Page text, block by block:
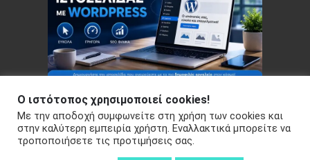
Copyright © 2026 Your e-articles - WordPress Theme : by
Sparkle Themes Πολιτική Απορρήτου
Ο ιστότοπος χρησιμοποιεί cookies!
Με την αποδοχή συμφωνείτε στη χρήση των cookies και
στην καλύτερη εμπειρία χρήστη. Εναλλακτικά μπορείτε να
τροποποιήσετε τις προτιμήσεις σας.